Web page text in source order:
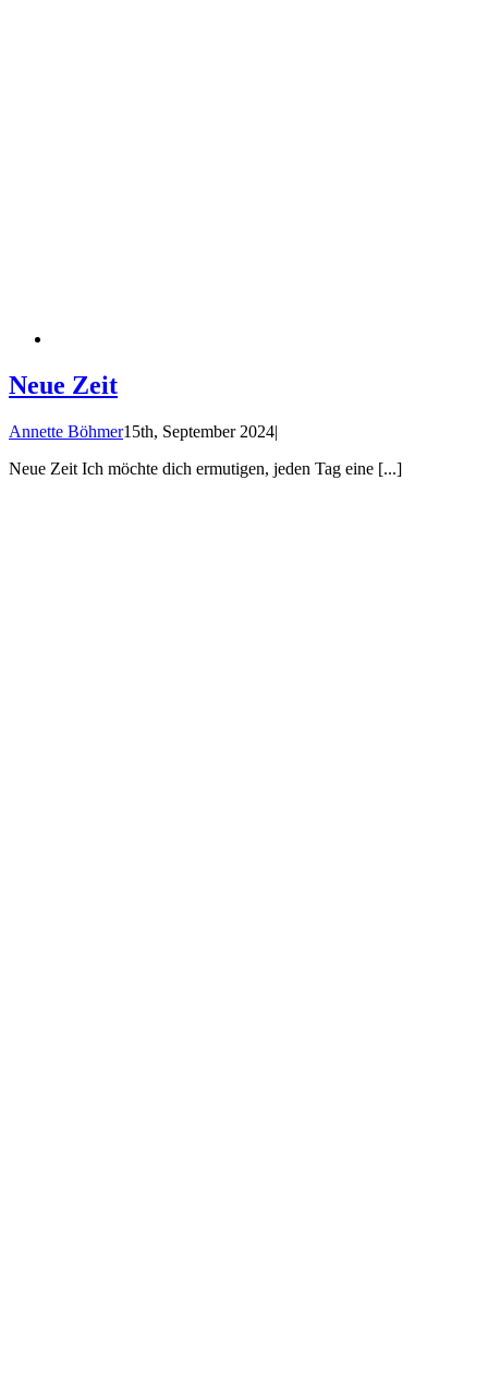
Neue Zeit
Annette Böhmer15th, September 2024|
Neue Zeit Ich möchte dich ermutigen, jeden Tag eine [...]